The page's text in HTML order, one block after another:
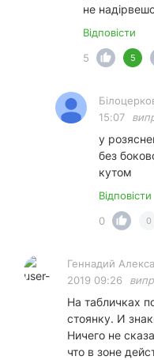
не
Відповісти
5
5
15:07
у
без
кутом
Відповісти
0
0
Геннадий
2019 09:26
На табличках
стоянку. И
Ничего не
что в зоне